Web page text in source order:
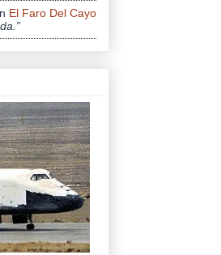
El Faro Del Cayo